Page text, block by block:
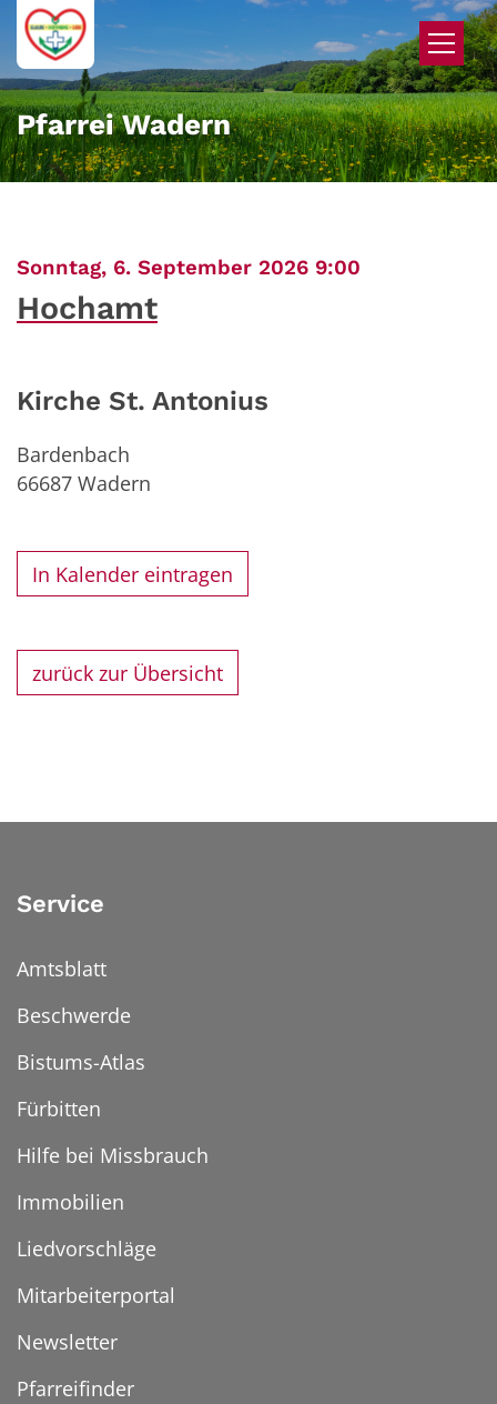
Zum Inhalt springen
Pfarrei Wadern
Sonntag, 6. September 2026 9:00
Hochamt
Kirche St. Antonius
Bardenbach
66687 Wadern
In Kalender eintragen
zurück zur Übersicht
Service
Amtsblatt
Beschwerde
Bistums-Atlas
Fürbitten
Hilfe bei Missbrauch
Immobilien
Liedvorschläge
Mitarbeiterportal
Newsletter
Pfarreifinder